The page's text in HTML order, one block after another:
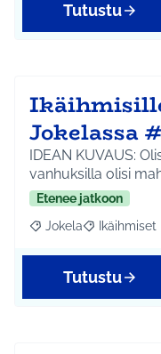
Tutustu
Jokelassa
IDEAN KUVAUS:
Etenee jatkoon
Rajaa tulokset
Jokela RajaaIkäihmiset
Tutustu